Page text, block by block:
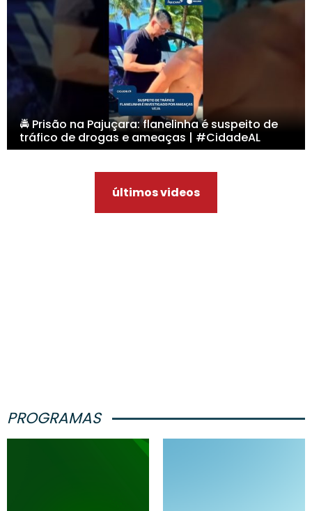
🚔 Prisão na Pajuçara: flanelinha é suspeito de
tráfico de drogas e ameaças | #CidadeAL
últimos videos
PROGRAMAS